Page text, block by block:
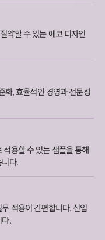
약할 수 있는 에코 디자인
화,효율적인 경영과 전문성
적용할 수 있는 샘플을 통해
니다.
적용이 간편합니다. 신입
다.